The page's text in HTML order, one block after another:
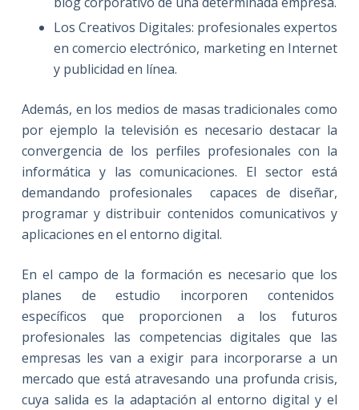
Los Creativos Digitales: profesionales expertos
en comercio electrónico, marketing en Internet
y publicidad en línea.
Además, en los medios de masas tradicionales como
por ejemplo la televisión es necesario destacar la
convergencia de los perfiles profesionales con la
informática y las comunicaciones. El sector está
demandando profesionales capaces de diseñar,
programar y distribuir contenidos comunicativos y
aplicaciones en el entorno digital.
En el campo de la formación es necesario que los
planes de estudio incorporen contenidos
específicos que proporcionen a los futuros
profesionales las competencias digitales que las
empresas les van a exigir para incorporarse a un
mercado que está atravesando una profunda crisis,
cuya salida es la adaptación al entorno digital y el